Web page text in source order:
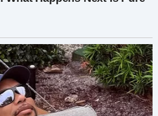
боялась годами: «Я не
не хочу быть с тобой». Мое
тысячу осколков, и я
ли я была умолять
что всего через
Он не хотел